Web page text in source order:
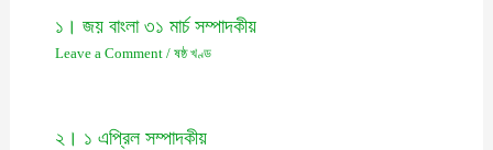
১। জয় বাংলা ৩১ মার্চ সম্পাদকীয়
Leave a Comment / ষষ্ঠ খণ্ড
২। ১ এপ্রিল সম্পাদকীয়